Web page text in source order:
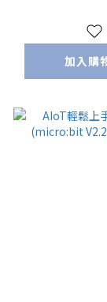
加入購